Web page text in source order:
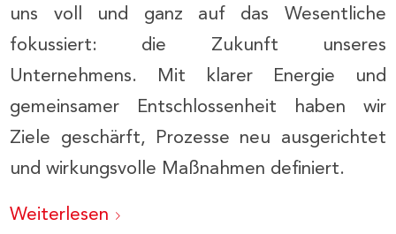
uns voll und ganz auf das Wesentliche
fokussiert: die Zukunft unseres
Unternehmens. Mit klarer Energie und
gemeinsamer Entschlossenheit haben wir
Ziele geschärft, Prozesse neu ausgerichtet
und wirkungsvolle Maßnahmen definiert.
Weiterlesen